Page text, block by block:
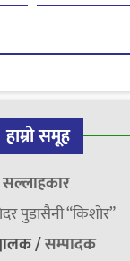
हाम्रो समूह
सल्लाहकार
पुडासैनी “किशाेर”
/सम्पादक